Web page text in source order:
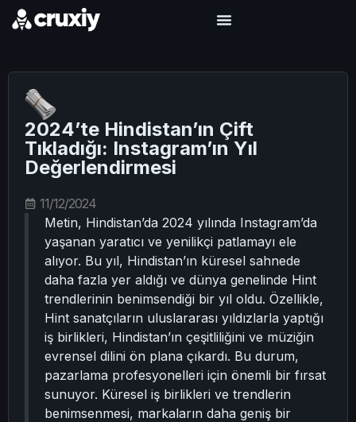
2024’te Hindistan’ın Çift
Tıkladığı: Instagram’ın Yıl
Değerlendirmesi
11/12/2024
Metin, Hindistan’da 2024 yılında Instagram’da
yaşanan yaratıcı ve yenilikçi patlamayı ele
alıyor. Bu yıl, Hindistan’ın küresel sahnede
daha fazla yer aldığı ve dünya genelinde Hint
trendlerinin benimsendiği bir yıl oldu. Özellikle,
Hint sanatçıların uluslararası yıldızlarla yaptığı
iş birlikleri, Hindistan’ın çeşitliliğini ve müziğin
evrensel dilini ön plana çıkardı. Bu durum,
pazarlama profesyonelleri için önemli bir fırsat
sunuyor. Küresel iş birlikleri ve trendlerin
benimsenmesi, markaların daha geniş bir